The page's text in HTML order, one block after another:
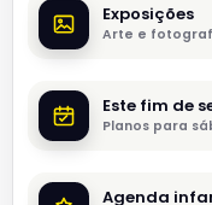
Exposições
Arte e
Este fim de
Planos para
Agenda